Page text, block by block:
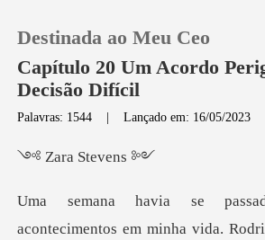
Histórico
Destinada ao Meu Ceo
Capítulo 20 Um Acordo
Decisão Difícil
Palavras: 1544 |Lançado em: 16/05/2023
a Ste